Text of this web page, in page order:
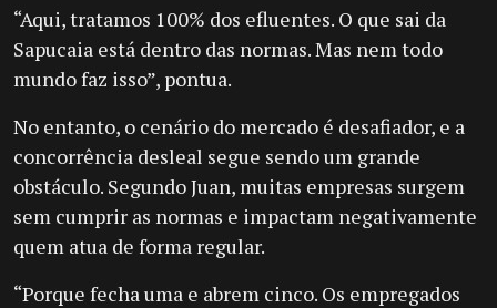
“Aqui, tratamos 100% dos efluentes. O que sai da
Sapucaia está dentro das normas. Mas nem todo
mundo faz isso”, pontua.
No entanto, o cenário do mercado é desafiador, e a
concorrência desleal segue sendo um grande
obstáculo. Segundo Juan, muitas empresas surgem
sem cumprir as normas e impactam negativamente
quem atua de forma regular.
“Porque fecha uma e abrem cinco. Os empregados